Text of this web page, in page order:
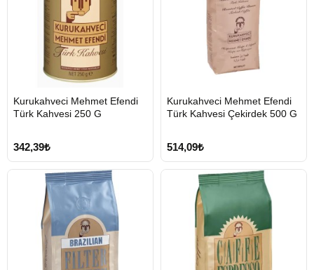
GÖNDERİ
Kurukahveci Mehmet Efendi
Türk Kahvesi 250 G
342,39₺
GÖNDERİ
Kurukahveci Mehmet Efendi
Türk Kahvesi Çekirdek 500 G
514,09₺